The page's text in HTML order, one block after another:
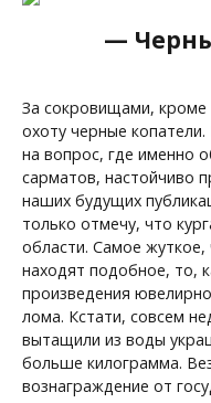
—
За сокровищами, кроме
охоту черные
на вопрос, где именно
сарматов, настойчиво
наших будущих
только отмечу, что
области. Самое жуткое,
находят подобное, то,
произведения
лома. Кстати, совсем
вытащили из воды
больше килограмма.
вознаграждение от